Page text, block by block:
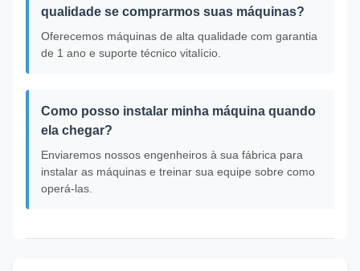
qualidade se comprarmos suas máquinas?
Oferecemos máquinas de alta qualidade com garantia
de 1 ano e suporte técnico vitalício.
Como posso instalar minha máquina quando
ela chegar?
Enviaremos nossos engenheiros à sua fábrica para
instalar as máquinas e treinar sua equipe sobre como
operá-las.